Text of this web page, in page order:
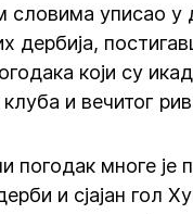
словима уписао у
дербија,
који су
и вечитог
погодак многе је
и сјајан гол